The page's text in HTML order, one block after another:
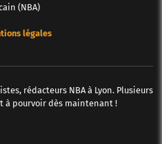
(NBA)
légales
rédacteurs NBA à Lyon. Plusieurs
à pourvoir dès maintenant !